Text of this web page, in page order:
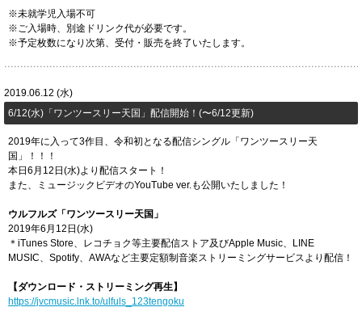
※未就学児入場不可
※ご入場時、別途ドリンク代が必要です。
※予定枚数になり次第、受付・販売を終了いたします。
2019.06.12 (水)
6/12(水)「ワンツースリー天国」配信開始！(〜6/12更新)
2019年に入って3作目、令和初となる配信シングル「ワンツースリー天
国」！！！
本日6月12日(水)より配信スタート！
また、ミュージックビデオのYouTube ver.も公開いたしました！
ウルフルズ「ワンツースリー天国」
2019年6月12日(水)
＊iTunes Store、レコチョク等主要配信ストア及びApple Music、LINE
MUSIC、Spotify、AWAなど主要定額制音楽ストリーミングサービスより配信！
【ダウンロード・ストリーミング再生】​
https://jvcmusic.lnk.to/ulfuls_123tengoku